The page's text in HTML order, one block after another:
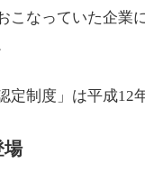
こなっていた企業
定制度」は平成12
場